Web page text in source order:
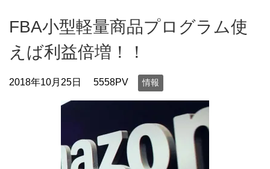
FBA小型軽量商品プログラム使
えば利益倍増！！
2018年10月25日 5558PV 情報